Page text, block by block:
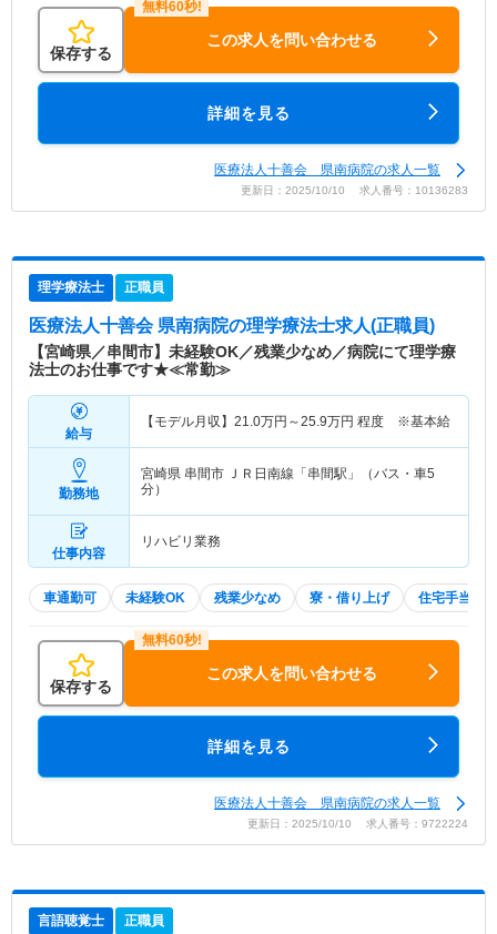
保存する
この求人を問い合わせる
詳細を見る
医療法人十善会 県南病院の求人一覧
更新日：2025/10/10 求人番号：10136283
理学療法士 正職員
医療法人十善会 県南病院の理学療法士求人(正職員)
【宮崎県／串間市】未経験OK／残業少なめ／病院にて理学療
法士のお仕事です★≪常勤≫
給与
【モデル月収】 21.0万円～25.9万円 程度 ※基本給
勤務地
宮崎県 串間市
ＪＲ日南線「串間駅」（バス・車5
分）
仕事内容
リハビリ業務
車通勤可 未経験OK 残業少なめ 寮・借り上げ 住宅手当・
保存する
この求人を問い合わせる
詳細を見る
医療法人十善会 県南病院の求人一覧
更新日：2025/10/10 求人番号：9722224
言語聴覚士 正職員